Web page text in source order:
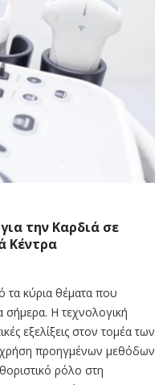
την Καρδιά σε
Κέντρα
τα κύρια θέματα που
σήμερα. Η τεχνολογική
εξελίξεις στον τομέα των
χρήση προηγμένων μεθόδων
ρόλο στη